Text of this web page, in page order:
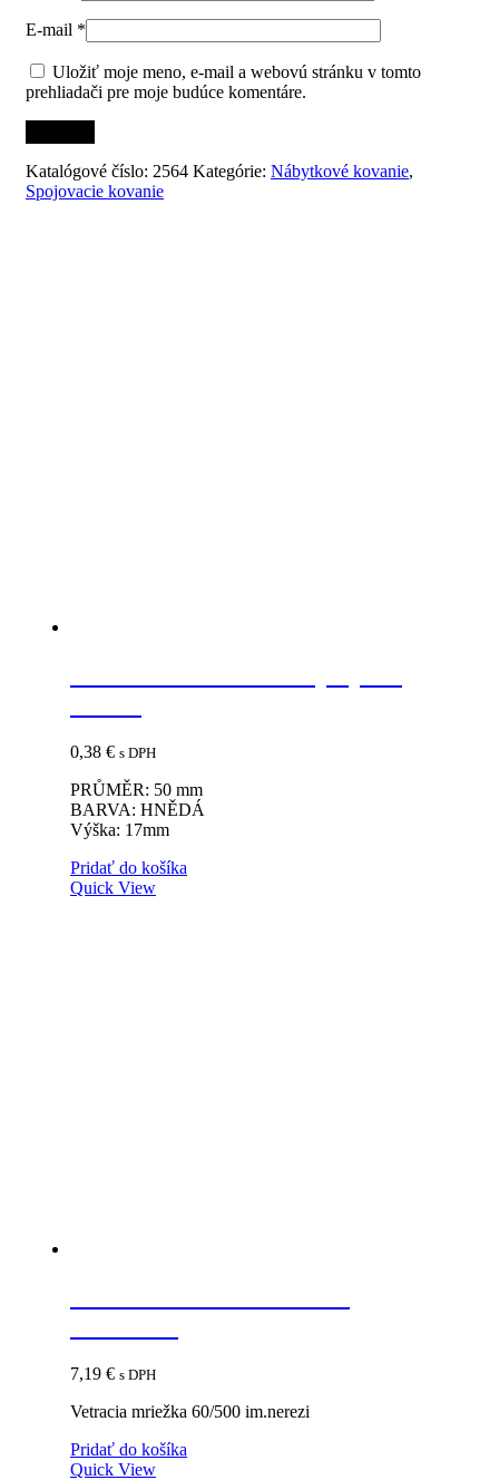
E-mail *
Uložiť moje meno, e-mail a webovú stránku v tomto
prehliadači pre moje budúce komentáre.
Katalógové číslo: 2564 Kategórie: Nábytkové kovanie,
Spojovacie kovanie
0,38 € s DPH
PRŮMĚR: 50 mm
BARVA: HNĚDÁ
Výška: 17mm
Pridať do košíka
Quick View
7,19 € s DPH
Vetracia mriežka 60/500 im.nerezi
Pridať do košíka
Quick View